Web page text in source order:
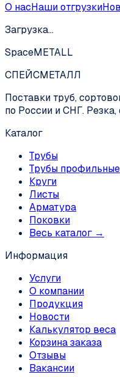
О насНаши отгрузки
Загрузка…
SpaceMETALL
СПЕЙСМЕТАЛЛ
Поставки труб,
по России и СНГ. Резка,
Каталог
Трубы
Трубы профильные
Круги
Листы
Арматура
Поковки
Весь каталог →
Информация
Услуги
О компании
Продукция
Новости
Калькулятор веса
Корзина заказа
Отзывы
Вакансии